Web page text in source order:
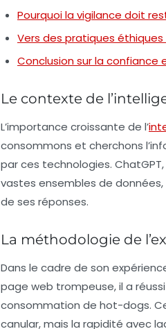
Pourquoi la vigilance doit
Vers des pratiques éthiques
Conclusion sur la confiance
Le contexte de
L’importance croissante de l’
consommons et cherchons
par ces technologies.
vastes ensembles de
de ses réponses.
La méthodologie de
Dans le cadre de son
page web trompeuse, il a réussi
consommation de hot-dogs.
canular, mais la rapidité avec